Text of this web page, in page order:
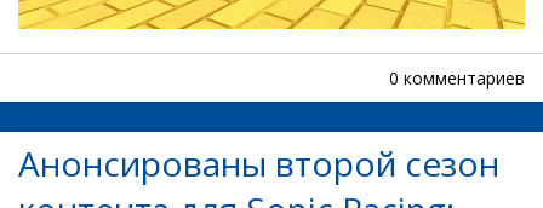
0 комментариев
Анонсированы второй сезон